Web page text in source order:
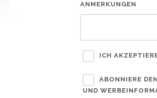
ANMERKUNGEN
ICH
ABONNIERE
UND